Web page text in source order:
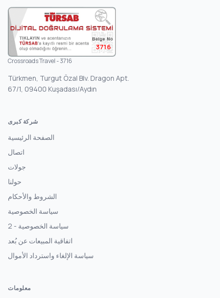
3716
Crossroads Travel - 3716
Türkmen, Turgut Özal Blv. Dragon Apt.
67/1, 09400 Kuşadası/Aydın
شركة كبرى
الصفحة الرئيسية
اتصال
جولات
حولنا
الشروط والأحكام
سياسة الخصوصية
سياسة الخصوصية - 2
اتفاقية المبيعات عن بُعد
سياسة الإلغاء واسترداد الأموال
معلومات